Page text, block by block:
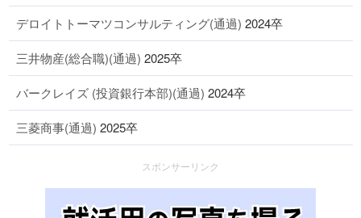
デロイトトーマツコンサルティング(通過) 2024卒
三井物産(総合職)(通過) 2025卒
バークレイズ (投資銀行本部)(通過) 2024卒
三菱商事(通過) 2025卒
スポンサーリンク